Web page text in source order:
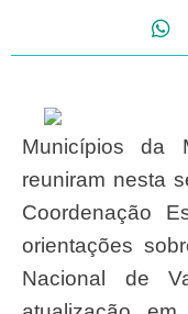
Municípios da Macroregião de Palmas se
reuniram nesta
Coordenação
orientações
Nacional de